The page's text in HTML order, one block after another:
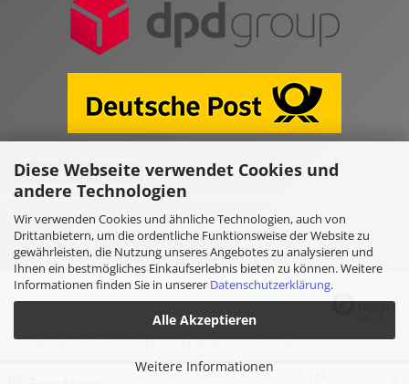
Diese Webseite verwendet Cookies und
andere Technologien
Wir verwenden Cookies und ähnliche Technologien, auch von
Drittanbietern, um die ordentliche Funktionsweise der Website zu
gewährleisten, die Nutzung unseres Angebotes zu analysieren und
Ihnen ein bestmögliches Einkaufserlebnis bieten zu können. Weitere
Informationen finden Sie in unserer Datenschutzerklärung.
Alle Akzeptieren
Weitere Informationen
Vertrag widerrufen
Online Shop erstellenmit Gambio.de © 2026
Ausgewählte Top-Bewertungen für www.kulano.store/de
Noch sind keine Bewertungen vorhanden.